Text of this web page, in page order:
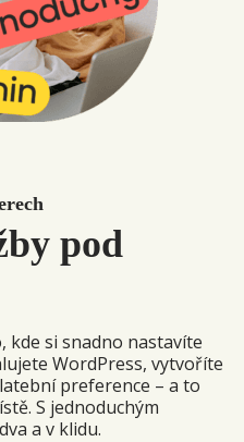
pod
kde si snadno nastavíte
WordPress, vytvoříte
preference – a to
S jednoduchým
a v klidu.